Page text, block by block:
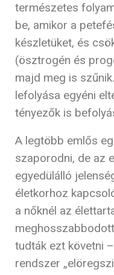
természetes
be, amikor a
készletüket, és
(ösztrogén és
majd meg is
lefolyása egyéni
tényezők is
A legtöbb emlős
szaporodni, de az
egyedülálló
életkorhoz
a nőknél az
tudták ezt követni
rendszer